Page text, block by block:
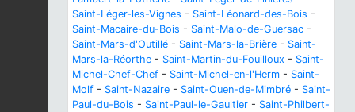
Saint-Léger-les-Vignes - Saint-Léonard-des-Bois -
Saint-Macaire-du-Bois - Saint-Malo-de-Guersac -
Saint-Mars-d'Outillé - Saint-Mars-la-Brière - Saint-
Mars-la-Réorthe - Saint-Martin-du-Fouilloux - Saint-
Michel-Chef-Chef - Saint-Michel-en-l'Herm - Saint-
Molf - Saint-Nazaire - Saint-Ouen-de-Mimbré - Saint-
Paul-du-Bois - Saint-Paul-le-Gaultier - Saint-Philbert-